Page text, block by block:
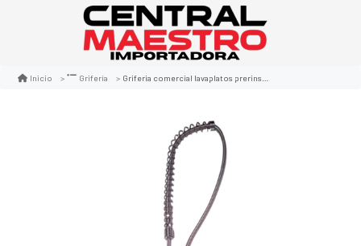
Inicio Grifería Griferia comercial lavaplatos prerinse con cuello pre wash